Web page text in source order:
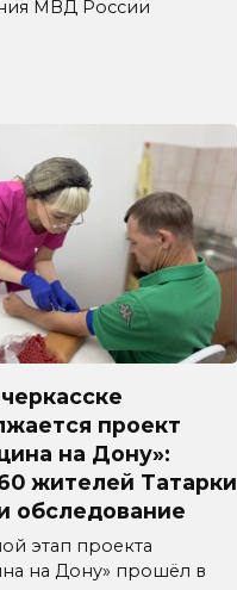
МВД России
проект
на Дону»:
жителей Татарки
обследование
этап проекта
на Дону» прошёл в